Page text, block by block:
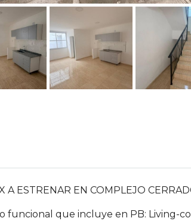
ESTRENAR EN COMPLEJO
funcional que incluye en PB: Living-